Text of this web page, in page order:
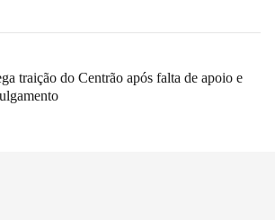
traição do Centrão após falta de apoio e